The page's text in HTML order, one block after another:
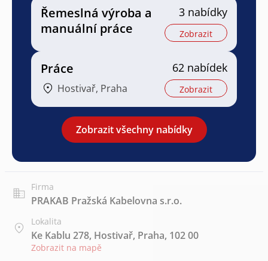
Řemeslná výroba a
manuální práce
3 nabídky
Zobrazit
Práce
Hostivař, Praha
62 nabídek
Zobrazit
Zobrazit všechny nabídky
Firma
PRAKAB Pražská Kabelovna s.r.o.
Lokalita
Ke Kablu 278, Hostivař, Praha, 102 00
Zobrazit na mapě